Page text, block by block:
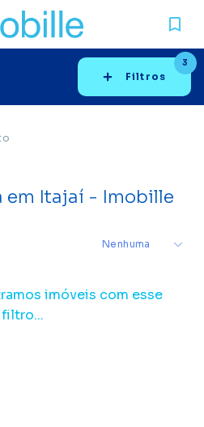
3
Filtros
em Itajaí - Imobille
imóveis com esse
filtro...